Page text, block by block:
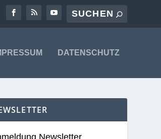
DATENSCHUTZ
Newsletter